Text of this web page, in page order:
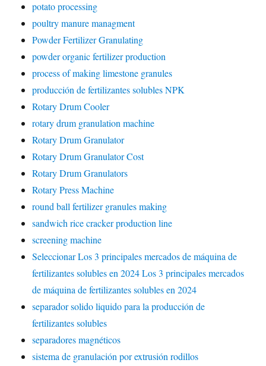
potato processing
poultry manure managment
Powder Fertilizer Granulating
powder organic fertilizer production
process of making limestone granules
producción de fertilizantes solubles NPK
Rotary Drum Cooler
rotary drum granulation machine
Rotary Drum Granulator
Rotary Drum Granulator Cost
Rotary Drum Granulators
Rotary Press Machine
round ball fertilizer granules making
sandwich rice cracker production line
screening machine
Seleccionar Los 3 principales mercados de máquina de
fertilizantes solubles en 2024 Los 3 principales mercados
de máquina de fertilizantes solubles en 2024
separador solido liquido para la producción de
fertilizantes solubles
separadores magnéticos
sistema de granulación por extrusión rodillos